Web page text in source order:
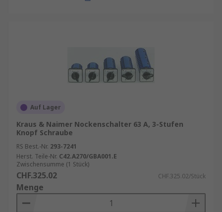
Auf Lager
Kraus & Naimer Nockenschalter 63 A, 3-Stufen
Knopf Schraube
RS Best.-Nr. 293-7241
Herst. Teile-Nr. C42.A270/GBA001.E
Zwischensumme (1 Stück)
CHF.325.02 CHF.325.02/Stück
Menge